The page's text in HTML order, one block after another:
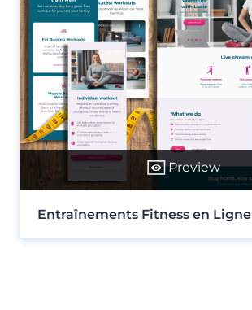
Preview
Entraînements Fitness en Ligne